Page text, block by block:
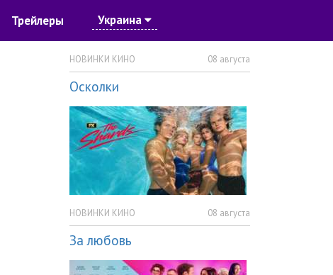
Трейлеры Украина
НОВИНКИ КИНО 08 августа
Осколки
НОВИНКИ КИНО 08 августа
За любовь